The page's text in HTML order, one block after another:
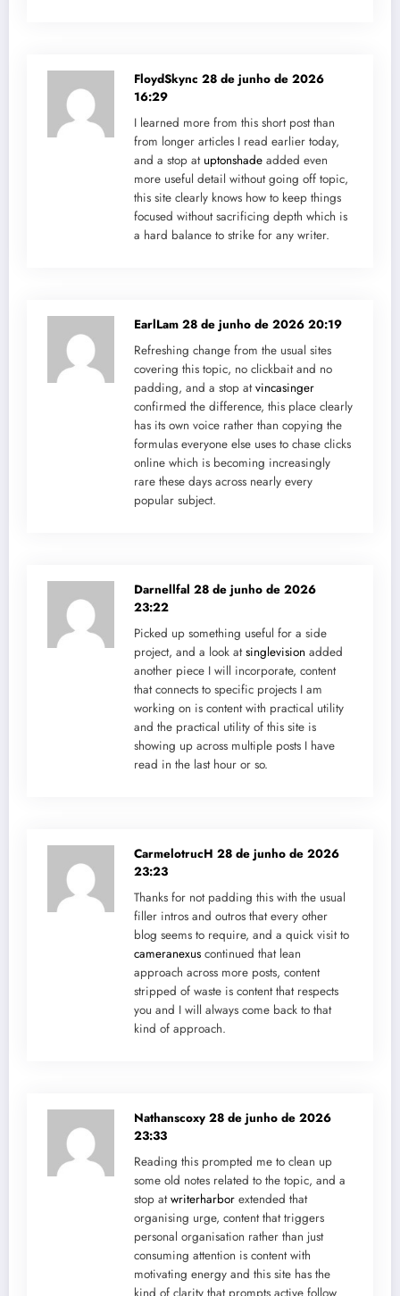
FloydSkync 28 de junho de 2026
16:29
I learned more from this short post than
from longer articles I read earlier today,
and a stop at uptonshade added even
more useful detail without going off topic,
this site clearly knows how to keep things
focused without sacrificing depth which is
a hard balance to strike for any writer.
EarlLam 28 de junho de 2026 20:19
Refreshing change from the usual sites
covering this topic, no clickbait and no
padding, and a stop atvincasinger
confirmed the difference, this place clearly
has its own voice rather than copying the
formulas everyone else uses to chase clicks
online which is becoming increasingly
rare these days across nearly every
popular subject.
Darnellfal 28 de junho de 2026
23:22
Picked up something useful for a side
project, and a look atsinglevision added
another piece I will incorporate, content
that connects to specific projects I am
working on is content with practical utility
and the practical utility of this site is
showing up across multiple posts I have
read in the last hour or so.
CarmelotrucH 28 de junho de 2026
23:23
Thanks for not padding this with the usual
filler intros and outros that every other
blog seems to require, and a quick visit to
cameranexus continued that lean
approach across more posts, content
stripped of waste is content that respects
you and I will always come back to that
kind of approach.
Nathanscoxy 28 de junho de 2026
23:33
Reading this prompted me to clean up
some old notes related to the topic, and a
stop atwriterharbor extended that
organising urge, content that triggers
personal organisation rather than just
consuming attention is content with
motivating energy and this site has the